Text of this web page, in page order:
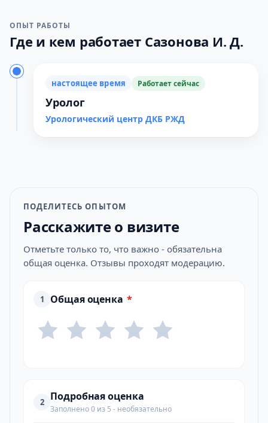
ОПЫТ РАБОТЫ
Где и кем работает Сазонова И. Д.
настоящее время Работает сейчас
Уролог
Урологический центр ДКБ РЖД
ПОДЕЛИТЕСЬ ОПЫТОМ
Расскажите о визите
Отметьте только то, что важно - обязательна
общая оценка. Отзывы проходят модерацию.
1 Общая оценка *
2 Подробная оценка
Заполнено 0 из 5 - необязательно